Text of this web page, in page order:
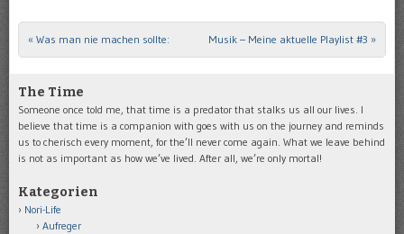
Post navigation
« Was man nie machen sollte: Musik – Meine aktuelle Playlist #3 »
The Time
Someone once told me, that time is a predator that stalks us all our lives. I
believe that time is a companion with goes with us on the journey and reminds
us to cherisch every moment, for the’ll never come again. What we leave behind
is not as important as how we’ve lived. After all, we’re only mortal!
Kategorien
Nori-Life
Aufreger